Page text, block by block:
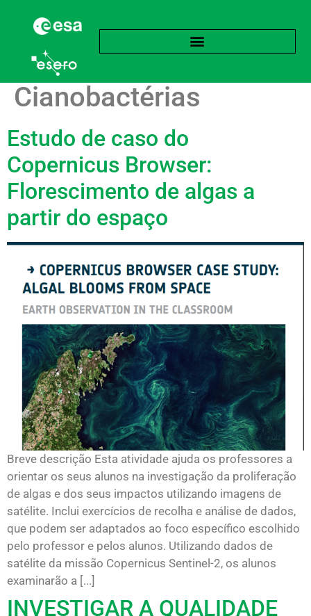
Etiqueta:
Cianobactérias
Estudo de caso do
Copernicus Browser:
Florescimento de algas a
partir do espaço
Breve descrição Esta atividade ajuda os professores a
orientar os seus alunos na investigação da proliferação
de algas e dos seus impactos utilizando imagens de
satélite. Inclui exercícios de recolha e análise de dados,
que podem ser adaptados ao foco específico escolhido
pelo professor e pelos alunos. Utilizando dados de
satélite da missão Copernicus Sentinel-2, os alunos
examinarão a [...]
INVESTIGAR A QUALIDADE